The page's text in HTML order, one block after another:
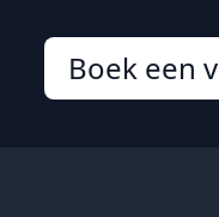
Boek een